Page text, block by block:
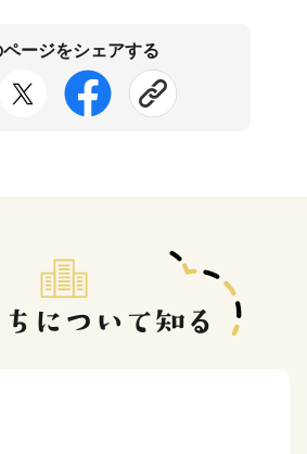
ページをシェアする